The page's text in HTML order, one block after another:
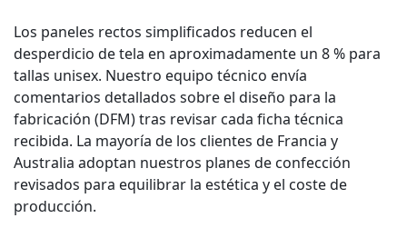
Los paneles rectos simplificados reducen el
desperdicio de tela en aproximadamente un 8 % para
tallas unisex. Nuestro equipo técnico envía
comentarios detallados sobre el diseño para la
fabricación (DFM) tras revisar cada ficha técnica
recibida. La mayoría de los clientes de Francia y
Australia adoptan nuestros planes de confección
revisados ​​para equilibrar la estética y el coste de
producción.